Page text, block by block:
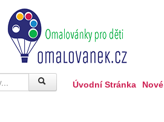
Úvodní Stránka Nové